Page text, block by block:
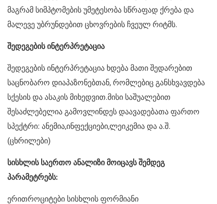
მაგრამ სიმპტომების უმეტესობა სწრაფად ქრება და
მალევე უბრუნდებით ცხოვრების ჩვეულ რიტმს.
შედეგების ინტერპრეტაცია
შედეგების ინტერპრეტაცია ხდება მათი შედარებით
საცნობარო დიაპაზონებთან, რომლებიც განსხვავდება
სქესის და ასაკის მიხედვით.მისი საშუალებით
შესაძლებელია გამოვლინდეს დაავადებათა ფართო
სპექტრი: ანემია,ინფექციები,ლეიკემია და ა.შ.
(ცხრილები)
სისხლის საერთო ანალიზი მოიცავს შემდეგ
პარამეტრებს:
ერითროციტები სისხლის ფორმიანი